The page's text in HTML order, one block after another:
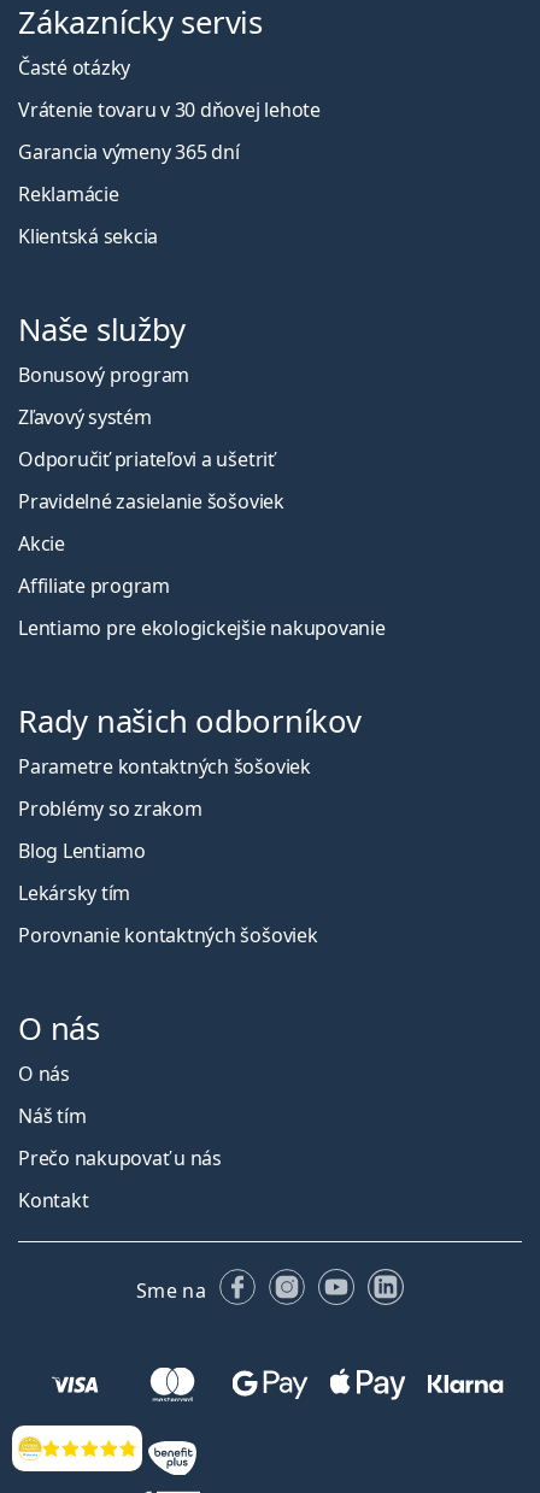
Hodnotenia
Zákaznícky servis
Časté otázky
Vrátenie tovaru v 30 dňovej lehote
Garancia výmeny 365 dní
Reklamácie
Klientská sekcia
Naše služby
Bonusový program
Zľavový systém
Odporučiť priateľovi a ušetriť
Pravidelné zasielanie šošoviek
Akcie
Affiliate program
Lentiamo pre ekologickejšie nakupovanie
Rady našich odborníkov
Parametre kontaktných šošoviek
Problémy so zrakom
Blog Lentiamo
Lekársky tím
Porovnanie kontaktných šošoviek
O nás
O nás
Náš tím
Prečo nakupovať u nás
Kontakt
Sme na FacebookuInstagrame
YouTubeLinkedIn